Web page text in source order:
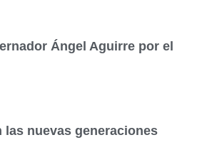
Ángel Aguirre por el
nuevas generaciones